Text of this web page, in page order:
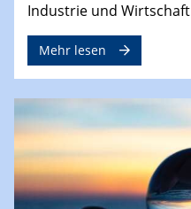
Industrie und Wirtschaft
Mehr lesen